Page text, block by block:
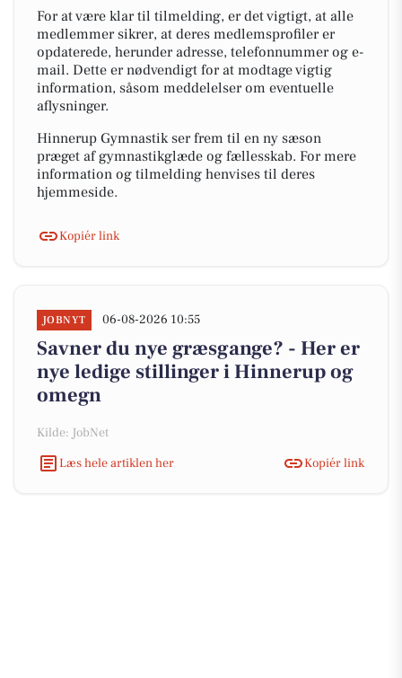
For at være klar til tilmelding, er det vigtigt, at alle
medlemmer sikrer, at deres medlemsprofiler er
opdaterede, herunder adresse, telefonnummer og e-
mail. Dette er nødvendigt for at modtage vigtig
information, såsom meddelelser om eventuelle
aflysninger.
Hinnerup Gymnastik ser frem til en ny sæson
præget af gymnastikglæde og fællesskab. For mere
information og tilmelding henvises til deres
hjemmeside.
Kopiér link
JOBNYT 06-08-2026 10:55
Savner du nye græsgange? - Her er
nye ledige stillinger i Hinnerup og
omegn
Kilde: JobNet
Læs hele artiklen her
Kopiér link